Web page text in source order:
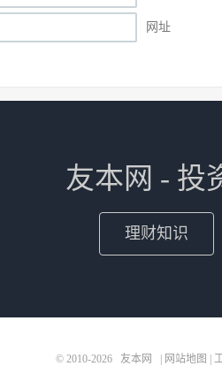
网址
友本网 - 投
理财知识
© 2010-2026 友本网 网站地图 |